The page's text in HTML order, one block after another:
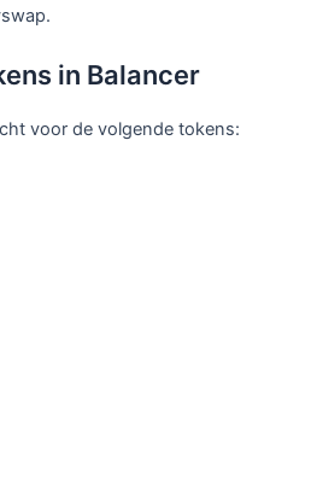
in Balancer
voor de volgende tokens: